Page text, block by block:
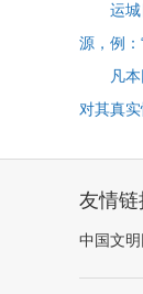
运
源，例：
凡
对其真实
友情链
中国文明